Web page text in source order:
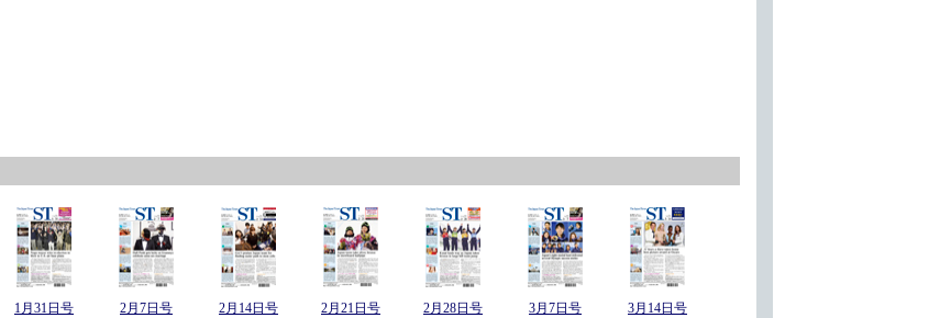
1月31日号 2月7日号 2月14日号 2月21日号 2月28日号 3月7日号 3月14日号